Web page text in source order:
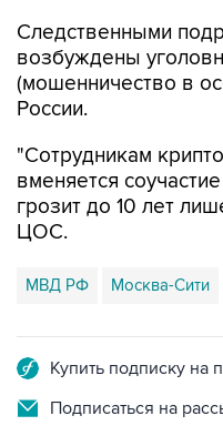
Следственными
возбуждены
(мошенничество в
России.
"Сотрудникам
вменяется
грозит до 10 лет
ЦОС.
МВД РФ Москва-Сити
Купить подписку на
Подписаться на